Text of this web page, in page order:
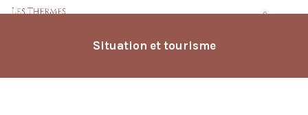
0
Situation et tourisme